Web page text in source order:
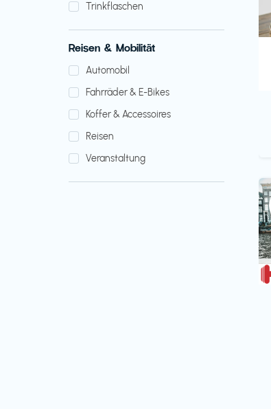
Trinkflaschen
Reisen & Mobilität
Automobil
Fahrräder & E-Bikes
Koffer & Accessoires
Reisen
Veranstaltung